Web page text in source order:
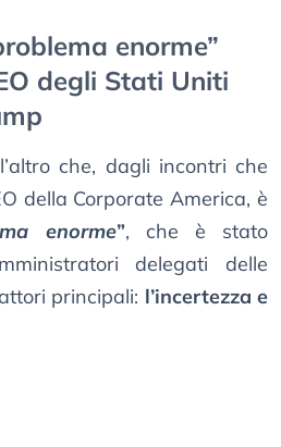
enorme”
degli Stati Uniti
che, dagli incontri che
della Corporate America, è
enorme”, che è stato
delegati delle
principali: l’incertezza e